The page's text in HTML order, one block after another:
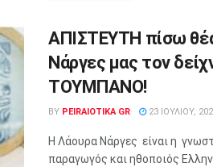
ΑΠΙΣΤΕΥΤΗ πίσω
Νάργες μας τον
ΤΟΥΜΠANO!
BY PEIRAIOTIKA GR 23 ΙΟΥΛΊΟΥ,
Η Λάουρα Νάργες είναι η
παραγωγός και ηθοποιός